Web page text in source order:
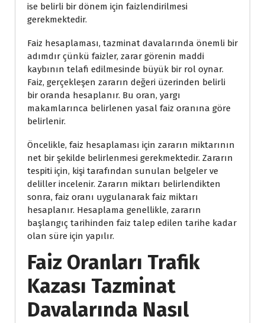
ise belirli bir dönem için faizlendirilmesi
gerekmektedir.
Faiz hesaplaması, tazminat davalarında önemli bir
adımdır çünkü faizler, zarar görenin maddi
kaybının telafi edilmesinde büyük bir rol oynar.
Faiz, gerçekleşen zararın değeri üzerinden belirli
bir oranda hesaplanır. Bu oran, yargı
makamlarınca belirlenen yasal faiz oranına göre
belirlenir.
Öncelikle, faiz hesaplaması için zararın miktarının
net bir şekilde belirlenmesi gerekmektedir. Zararın
tespiti için, kişi tarafından sunulan belgeler ve
deliller incelenir. Zararın miktarı belirlendikten
sonra, faiz oranı uygulanarak faiz miktarı
hesaplanır. Hesaplama genellikle, zararın
başlangıç tarihinden faiz talep edilen tarihe kadar
olan süre için yapılır.
Faiz Oranları Trafik
Kazası Tazminat
Davalarında Nasıl